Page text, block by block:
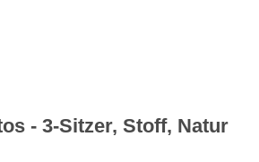
- 3-Sitzer, Stoff, Natur